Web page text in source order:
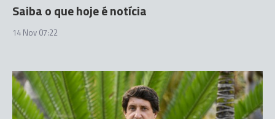
Saiba o que hoje é notícia
14 Nov 07:22